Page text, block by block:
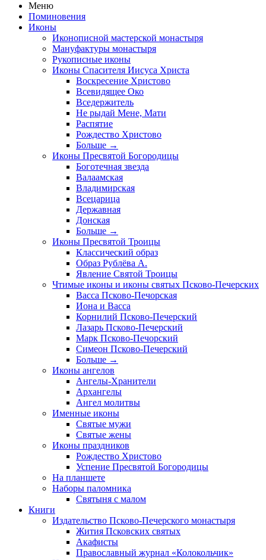
Меню
Поминовения
Иконы
Иконописной мастерской монастыря
Мануфактуры монастыря
Рукописные иконы
Иконы Спасителя Иисуса Христа
Воскресение Христово
Всевидящее Око
Вседержитель
Не рыдай Мене, Мати
Распятие
Рождество Христово
Больше →
Иконы Пресвятой Богородицы
Боготечная звезда
Валаамская
Владимирская
Всецарица
Державная
Донская
Больше →
Иконы Пресвятой Троицы
Классический образ
Образ Рублёва А.
Явление Святой Троицы
Чтимые иконы и иконы святых Псково-Печерских
Васса Псково-Печорская
Иона и Васса
Корнилий Псково-Печерский
Лазарь Псково-Печерский
Марк Псково-Печорский
Симеон Псково-Печерский
Больше →
Иконы ангелов
Ангелы-Хранители
Архангелы
Ангел молитвы
Именные иконы
Святые мужи
Святые жены
Иконы праздников
Рождество Христово
Успение Пресвятой Богородицы
На планшете
Наборы паломника
Святыня с малом
Книги
Издательство Псково-Печерского монастыря
Жития Псковских святых
Акафисты
Православный журнал «Колокольчик»